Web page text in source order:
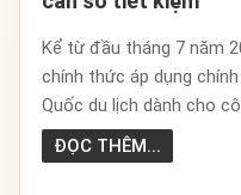
Kể từ đầu tháng 7 năm
chính thức áp dụng
Quốc du lịch dành cho
ĐỌC THÊM...